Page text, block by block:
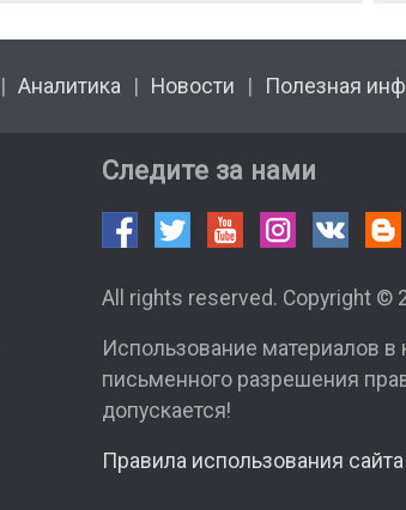
Аналитика Новости Полезная
Следите за нами
All rights reserved. Copyright ©
Использование материалов
письменного разрешения
допускается!
Правила использования сайта